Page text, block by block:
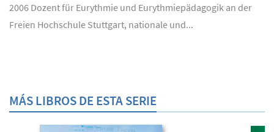
2006 Dozent für Eurythmie und Eurythmiepädagogik an der
Freien Hochschule Stuttgart, nationale und...
MÁS LIBROS DE ESTA SERIE